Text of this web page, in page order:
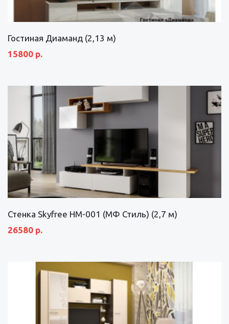
Гостиная Диаманд (2,13 м)
15800 р.
Стенка Skyfree НМ-001 (МФ Стиль) (2,7 м)
26580 р.